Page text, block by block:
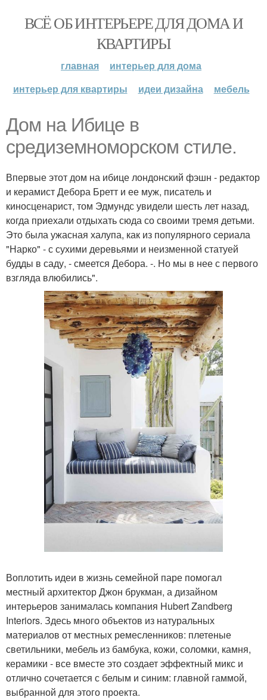
ВСЁ ОБ ИНТЕРЬЕРЕ ДЛЯ ДОМА И
КВАРТИРЫ
главная
интерьер для дома
интерьер для квартиры
идеи дизайна мебель
Дом на Ибице в
средиземноморском стиле.
Впервые этот дом на ибице лондонский фэшн - редактор
и керамист Дебора Бретт и ее муж, писатель и
киносценарист, том Эдмундс увидели шесть лет назад,
когда приехали отдыхать сюда со своими тремя детьми.
Это была ужасная халупа, как из популярного сериала
"Нарко" - с сухими деревьями и неизменной статуей
будды в саду, - смеется Дебора. -. Но мы в нее с первого
взгляда влюбились".
Воплотить идеи в жизнь семейной паре помогал
местный архитектор Джон брукман, а дизайном
интерьеров занималась компания Hubert Zandberg
Interiors. Здесь много объектов из натуральных
материалов от местных ремесленников: плетеные
светильники, мебель из бамбука, кожи, соломки, камня,
керамики - все вместе это создает эффектный микс и
отлично сочетается с белым и синим: главной гаммой,
выбранной для этого проекта.